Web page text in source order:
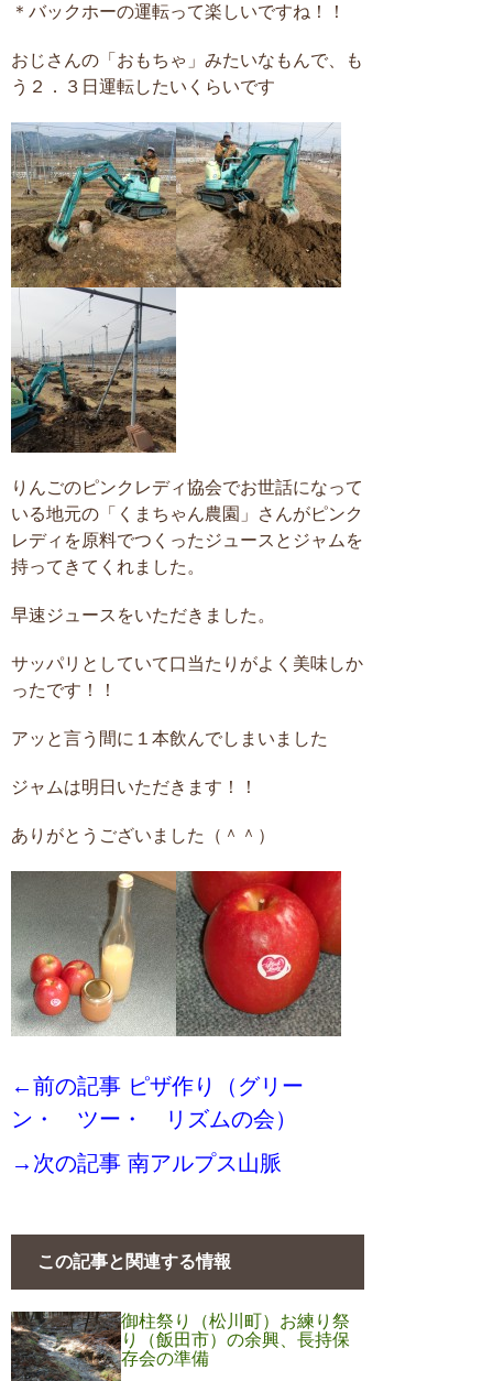
＊バックホーの運転って楽しいですね！！
おじさんの「おもちゃ」みたいなもんで、も
う２．３日運転したいくらいです
りんごのピンクレディ協会でお世話になって
いる地元の「くまちゃん農園」さんがピンク
レディを原料でつくったジュースとジャムを
持ってきてくれました。
早速ジュースをいただきました。
サッパリとしていて口当たりがよく美味しか
ったです！！
アッと言う間に１本飲んでしまいました
ジャムは明日いただきます！！
ありがとうございました（＾＾）
←前の記事 ピザ作り（グリー
ン・ ツー・ リズムの会）
→次の記事 南アルプス山脈
この記事と関連する情報
御柱祭り（松川町）お練り祭
り（飯田市）の余興、長持保
存会の準備